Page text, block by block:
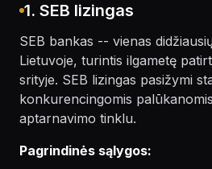
1. SEB lizingas
SEB bankas -- vienas
Lietuvoje, turintis ilgametę
srityje. SEB lizingas pasižymi
konkurencingomis
aptarnavimo tinklu.
Pagrindinės sąlygos: